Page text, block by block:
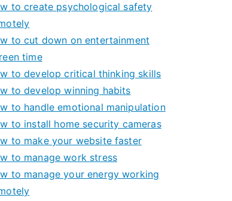
to create psychological safety
to cut down on entertainment
time
to develop critical thinking skills
to develop winning habits
to handle emotional manipulation
to install home security cameras
to make your website faster
to manage work stress
to manage your energy working